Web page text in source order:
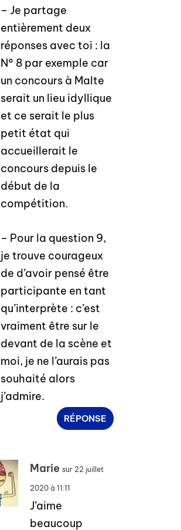
– Je partage
entièrement deux
réponses avec toi : la
N° 8 par exemple car
un concours à Malte
serait un lieu idyllique
et ce serait le plus
petit état qui
accueillerait le
concours depuis le
début de la
compétition.
– Pour la question 9,
je trouve courageux
de d’avoir pensé être
participante en tant
qu’interprète : c’est
vraiment être sur le
devant de la scène et
moi, je ne l’aurais pas
souhaité alors
j’admire.
RÉPONSE
Marie sur 22 juillet
2020 à 11:11
J’aime
beaucoup